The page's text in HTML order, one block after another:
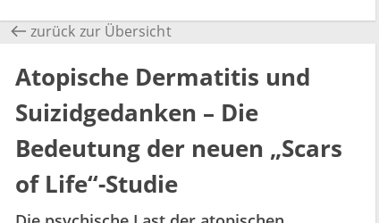
zurück zur Übersicht
Atopische Dermatitis und
Suizidgedanken – Die
Bedeutung der neuen „Scars
of Life“-Studie